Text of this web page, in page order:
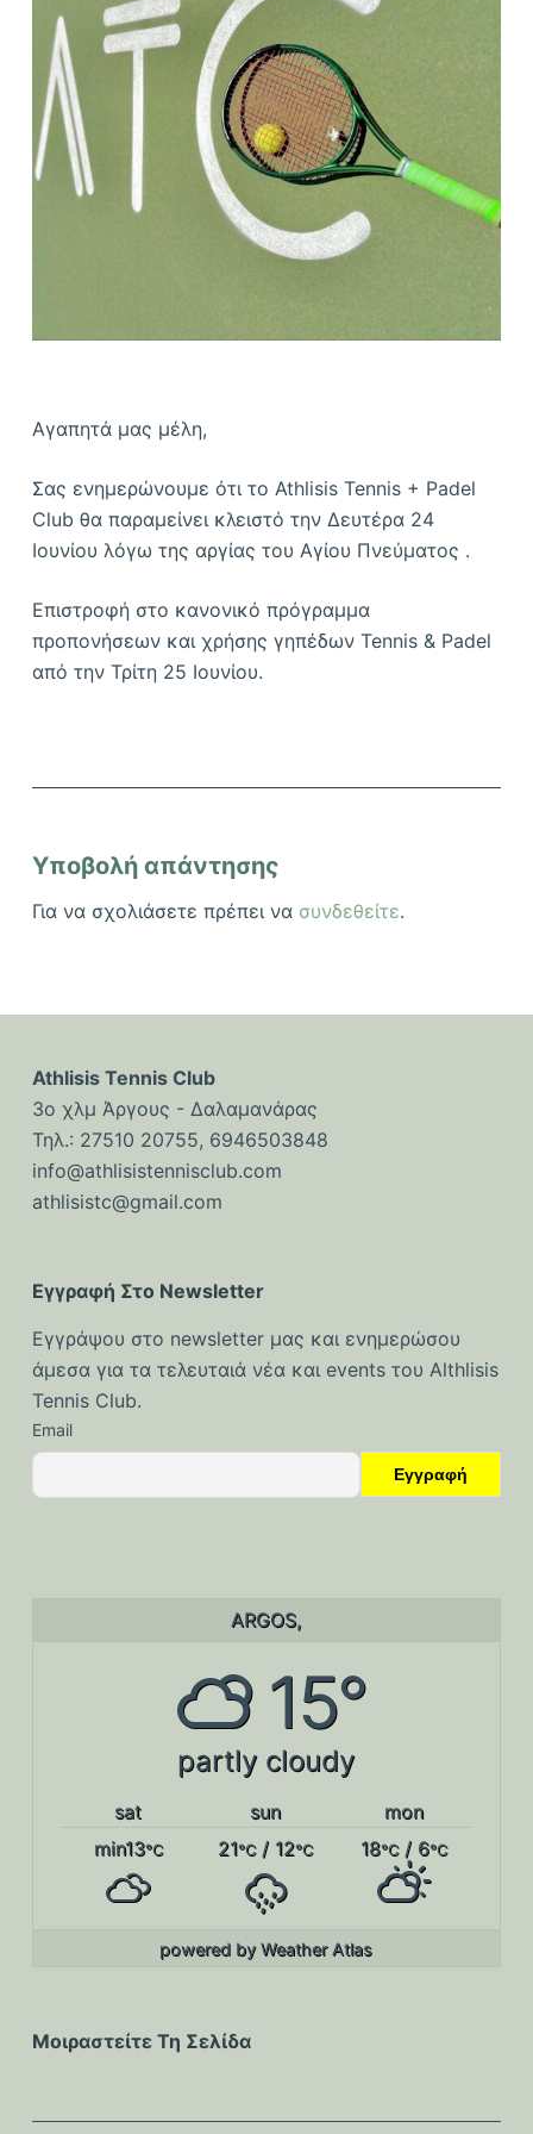
Αγαπητά μας μέλη,
Σας ενημερώνουμε ότι το Athlisis Tennis + Padel
Club θα παραμείνει κλειστό την Δευτέρα 24
Ιουνίου λόγω της αργίας του Αγίου Πνεύματος .
Επιστροφή στο κανονικό πρόγραμμα
προπονήσεων και χρήσης γηπέδων Tennis & Padel
από την Τρίτη 25 Ιουνίου.
Υποβολή απάντησης
Για να σχολιάσετε πρέπει να συνδεθείτε.
Athlisis Tennis Club
3ο χλμ Άργους - Δαλαμανάρας
Τηλ.: 27510 20755, 6946503848
info@athlisistennisclub.com
athlisistc@gmail.com
Εγγραφή Στο Newsletter
Εγγράψου στο newsletter μας και ενημερώσου
άμεσα για τα τελευταιά νέα και events του Althlisis
Tennis Club.
Email
ARGOS,
15°
partly cloudy
sat sun
mon
min13°C 21°C/ 12°C 18°C/ 6°C
powered byWeather Atlas
Μοιραστείτε Τη Σελίδα